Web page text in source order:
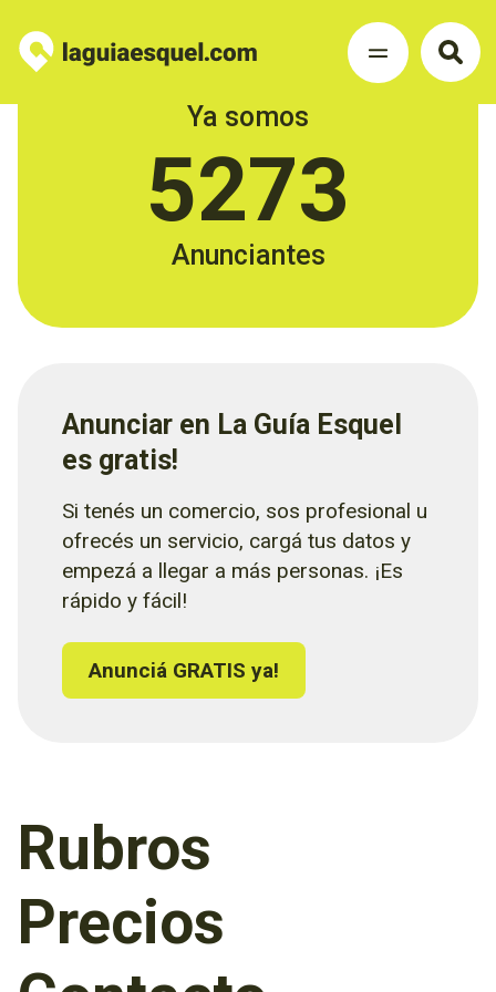
Ya somos
5273
Anunciantes
Anunciar en La Guía Esquel
es gratis!
Si tenés un comercio, sos profesional u
ofrecés un servicio, cargá tus datos y
empezá a llegar a más personas. ¡Es
rápido y fácil!
Anunciá GRATIS ya!
Rubros
Precios